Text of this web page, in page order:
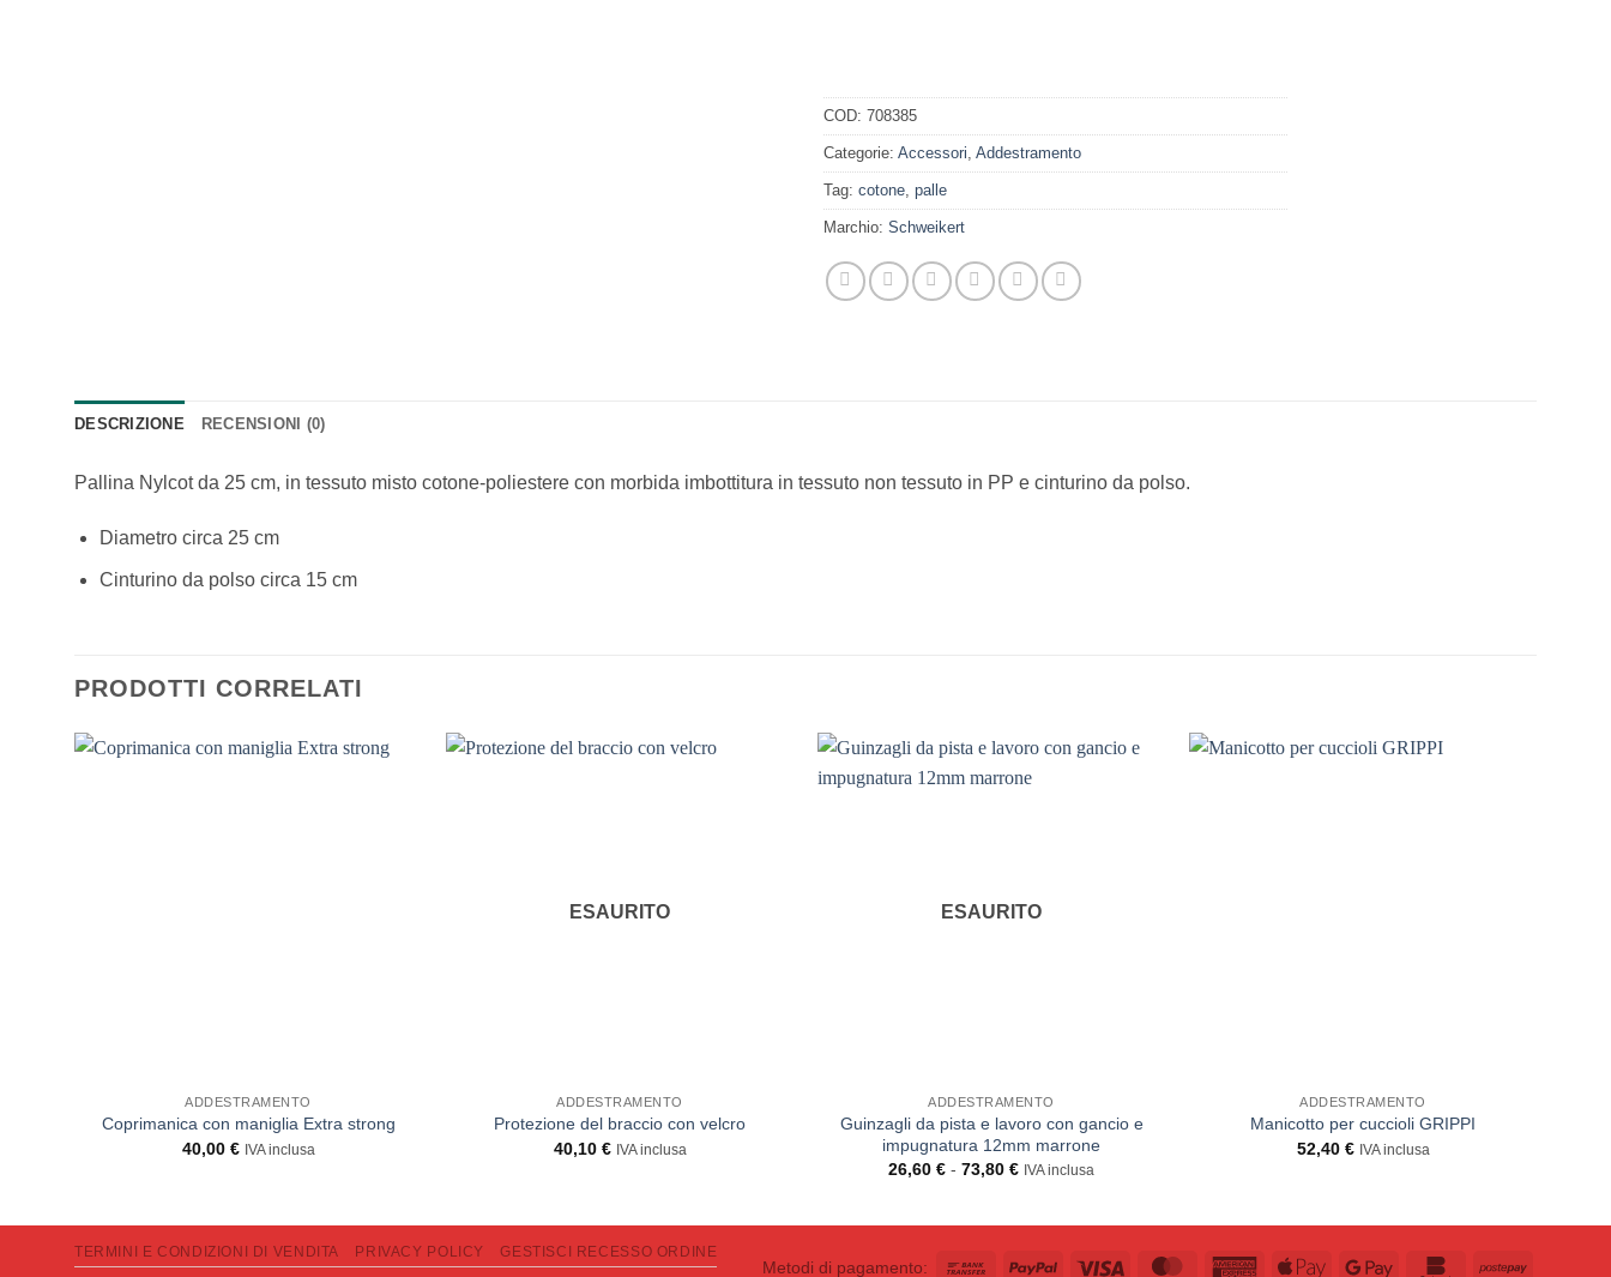
COD: 708385
Categorie: Accessori, Addestramento
Tag: cotone, palle
Marchio: Schweikert
DESCRIZIONE RECENSIONI (0)
Pallina Nylcot da 25 cm, in tessuto misto cotone-poliestere con morbida imbottitura in tessuto non tessuto in PP e cinturino da polso.
Diametro circa 25 cm
Cinturino da polso circa 15 cm
PRODOTTI CORRELATI
ADDESTRAMENTO
Coprimanica con maniglia Extra strong
40,00 € IVA inclusa
ESAURITO
ADDESTRAMENTO
Protezione del braccio con velcro
40,10 € IVA inclusa
ESAURITO
ADDESTRAMENTO
Guinzagli da pista e lavoro con gancio e
impugnatura 12mm marrone
26,60 € - 73,80 €Fascia
73,80 €
IVA inclusa
ADDESTRAMENTO
Manicotto per cuccioli GRIPPI
52,40 € IVA inclusa
Metodi di pagamento: Bank PayPal Visa MasterCardAmericanApple Google BankomatPostepay
TERMINI E CONDIZIONI DI VENDITA PRIVACY POLICY GESTISCI RECESSO ORDINE